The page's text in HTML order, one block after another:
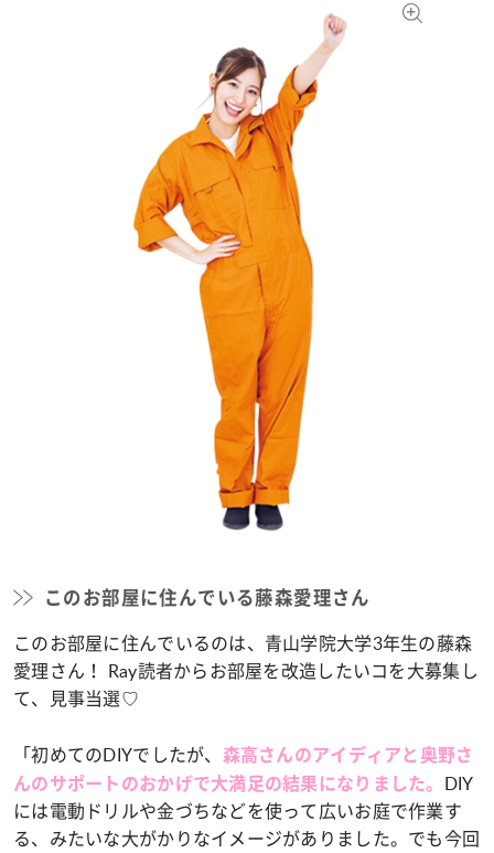
このお部屋に住んでいる藤森愛理さん
このお部屋に住んでいるのは、青山学院大学3年生の藤森
愛理さん！ Ray読者からお部屋を改造したいコを大募集し
て、見事当選♡
「初めてのDIYでしたが、 森高さんのアイディアと奥野さ
んのサポートのおかげで大満足の結果になりました。 DIY
には電動ドリルや金づちなどを使って広いお庭で作業す
る、みたいな大がかりなイメージがありました。でも今回